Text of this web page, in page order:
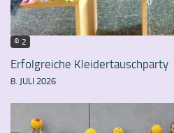
© 2
Erfolgreiche Kleidertauschparty
8. JULI 2026